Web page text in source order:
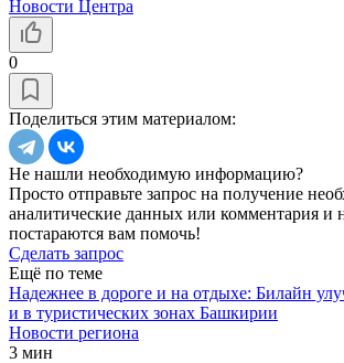
Новости Центра
0
Поделиться этим материалом:
Не нашли необходимую информацию?
Просто отправьте запрос на получение
аналитические данных или комментария и
постараются вам помочь!
Сделать запрос
Ещё по теме
Надежнее в дороге и на отдыхе: Билайн
и в туристических зонах Башкирии
Новости региона
3 мин